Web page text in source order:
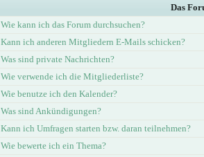
Das
Wie kann ich das Forum durchsuchen?
Kann ich anderen Mitgliedern E-Mails schicken?
Was sind private Nachrichten?
Wie verwende ich die Mitgliederliste?
Wie benutze ich den Kalender?
Was sind Ankündigungen?
Kann ich Umfragen starten bzw. daran teilnehmen?
Wie bewerte ich ein Thema?